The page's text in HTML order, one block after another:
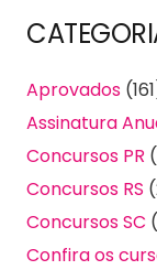
Aprovados
Assinatura
Concursos PR
Concursos RS
Concursos SC
Confira os